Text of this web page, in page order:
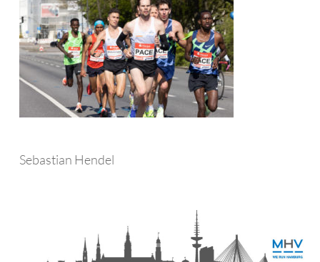
Sebastian Hendel